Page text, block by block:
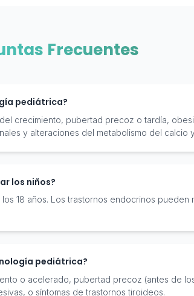
Frecuentes
pediátrica?
crecimiento, pubertad precoz o tardía,
y alteraciones del metabolismo del calcio
los niños?
18 años. Los trastornos endocrinos pueden
pediátrica?
o acelerado, pubertad precoz (antes de
o síntomas de trastornos tiroideos.